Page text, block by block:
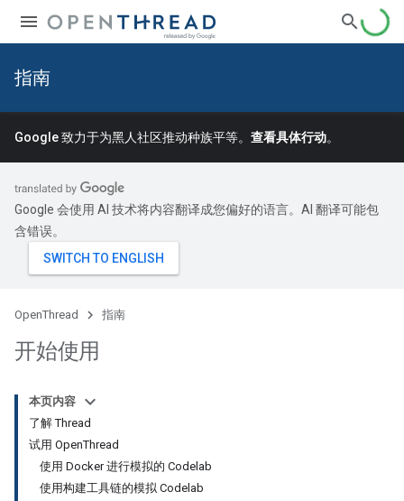
指南
Google 致力于为黑人社区推动种族平等。 查看具体行动。
Google 会使用 AI 技术将内容翻译成您偏好的语言。AI 翻译可能包
含错误。
OpenThread 指南
开始使用
本页内容
了解 Thread
试用 OpenThread
使用 Docker 进行模拟的 Codelab
使用构建工具链的模拟 Codelab